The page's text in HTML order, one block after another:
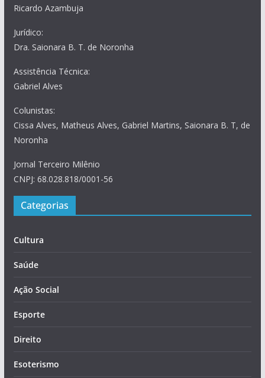
Ricardo Azambuja
Jurídico:
Dra. Saionara B. T. de Noronha
Assistência Técnica:
Gabriel Alves
Colunistas:
Cissa Alves, Matheus Alves, Gabriel Martins, Saionara B. T, de
Noronha
Jornal Terceiro Milênio
CNPJ: 68.028.818/0001-56
Categorias
Cultura
Saúde
Ação Social
Esporte
Direito
Esoterismo